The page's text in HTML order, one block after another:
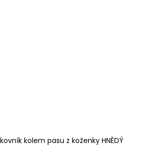
kolem pasu z koženky HNĚDÝ